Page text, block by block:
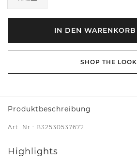
IN DEN WARENKORB
SHOP THE LOOK
Produktbeschreibung
Art. Nr.: B32530537672
Highlights